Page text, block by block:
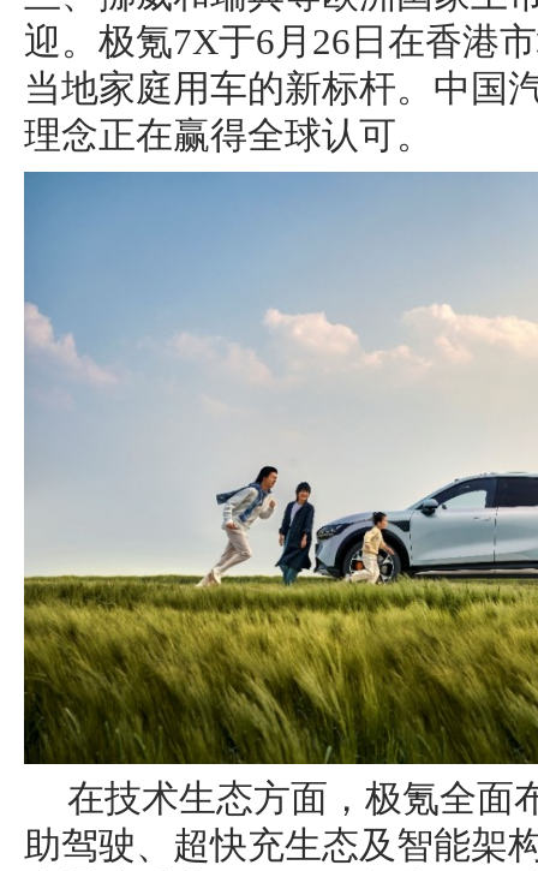
迎。极氪7X于6月26日在香港
当地家庭用车的新标杆。中国
理念正在赢得全球认可。
在技术生态方面，极氪全面
助驾驶、超快充生态及智能架